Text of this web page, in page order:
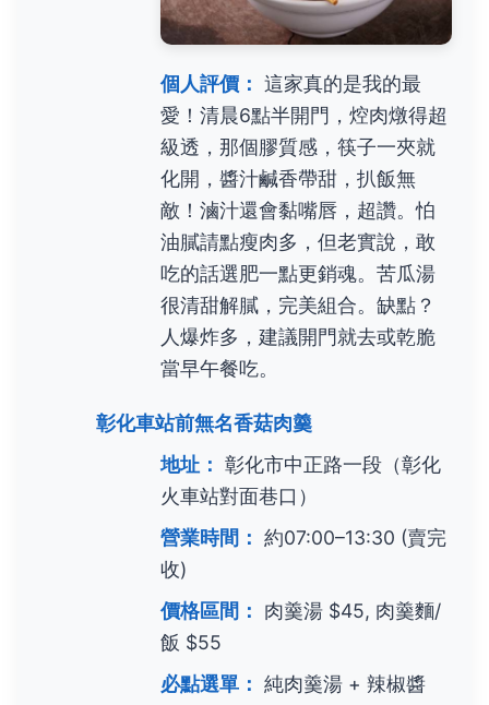
個人評價： 這家真的是我的最
愛！清晨6點半開門，焢肉燉得超
級透，那個膠質感，筷子一夾就
化開，醬汁鹹香帶甜，扒飯無
敵！滷汁還會黏嘴唇，超讚。怕
油膩請點瘦肉多，但老實說，敢
吃的話選肥一點更銷魂。苦瓜湯
很清甜解膩，完美組合。缺點？
人爆炸多，建議開門就去或乾脆
當早午餐吃。
彰化車站前無名香菇肉羹
地址： 彰化市中正路一段（彰化
火車站對面巷口）
營業時間： 約07:00–13:30 (賣完
收)
價格區間：
肉羹湯 $45, 肉羹麵/
飯 $55
必點選單： 純肉羹湯 + 辣椒醬